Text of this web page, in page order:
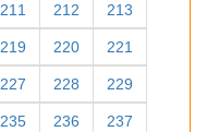
211 212 213
219 220 221
227 228 229
235 236 237